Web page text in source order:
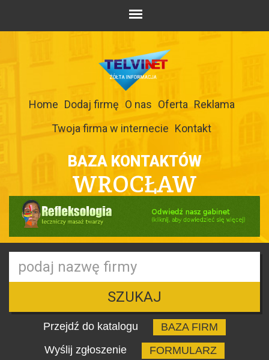
Home Dodaj firmę O nas Oferta Reklama
Twoja firma w internecie Kontakt
BAZA KONTAKTÓW
WROCŁAW
SZUKAJ
Przejdź do katalogu
BAZA FIRM
Wyślij zgłoszenie
FORMULARZ